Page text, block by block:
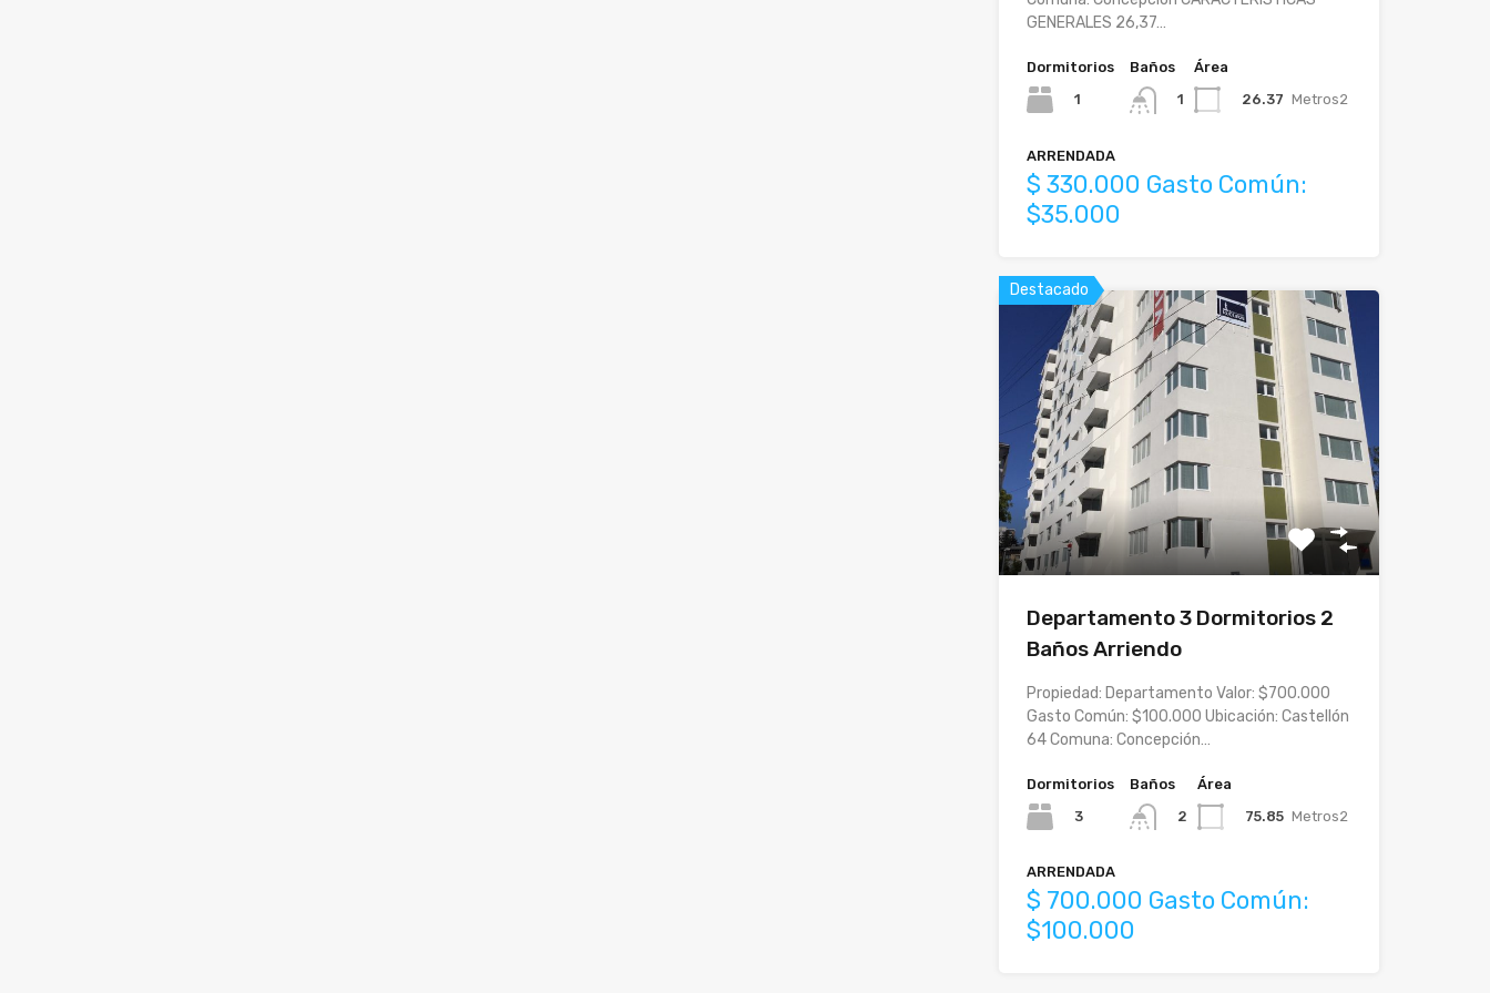
GENERALES 26,37…
Dormitorios
1
Baños
1
Área
26.37 Metros2
ARRENDADA
$ 330.000 Gasto Común:
$35.000
Destacado
Departamento 3 Dormitorios 2
Baños Arriendo
Propiedad: Departamento Valor: $700.000
Gasto Común: $100.000 Ubicación: Castellón
64 Comuna: Concepción…
Dormitorios
3
Baños
2
Área
75.85 Metros2
ARRENDADA
$ 700.000 Gasto Común:
$100.000